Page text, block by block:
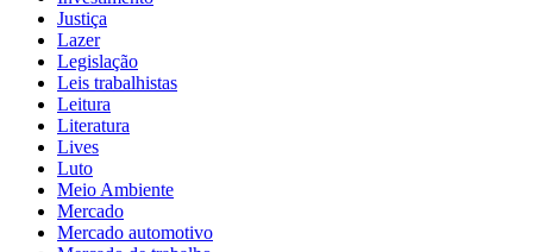
Justiça
Lazer
Legislação
Leis trabalhistas
Leitura
Literatura
Lives
Luto
Meio Ambiente
Mercado
Mercado automotivo